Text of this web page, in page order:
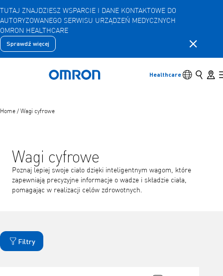
Przejdź
do
głównej
treści
TUTAJ ZNAJDZIESZ WSPARCIE I DANE KONTAKTOWE DO
AUTORYZOWANEGO SERWISU URZĄDZEŃ MEDYCZNYCH
OMRON HEALTHCARE
Sprawdź więcej Zamknij
Powrót do domu
Healthcare Przełącznik
Szukaj
Wstecz
Wróć do poprzedniego menu
Produkty
Home / Wagi cyfrowe
Wagi cyfrowe
Poznaj lepiej swoje ciało dzięki inteligentnym wagom, które
zapewniają precyzyjne informacje o wadze i składzie ciała,
pomagając w realizacji celów zdrowotnych.
Filtry